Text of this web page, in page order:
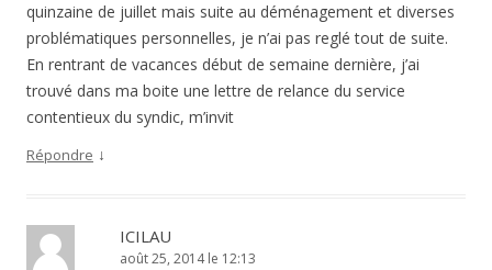
quinzaine de juillet mais suite au déménagement et diverses
problématiques personnelles, je n’ai pas reglé tout de suite.
En rentrant de vacances début de semaine dernière, j’ai
trouvé dans ma boite une lettre de relance du service
contentieux du syndic, m’invit
Répondre ↓
ICILAU
août 25, 2014 le 12:13